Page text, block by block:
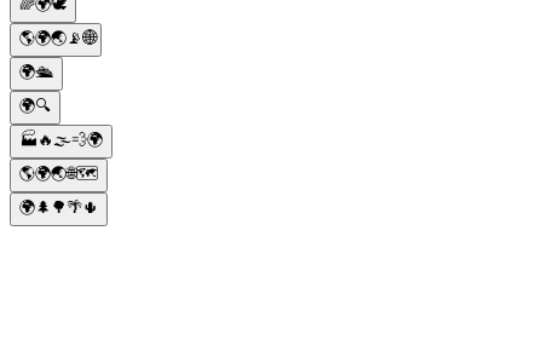
🌈🌍🕊️
🌎🌍🌏📡🌐
🌍🛳️
🌍🔍
🏭🔥🌫️💨🌍
🌎🌍🌏🌐🗺️
🌍🌲🌳🌴🌵